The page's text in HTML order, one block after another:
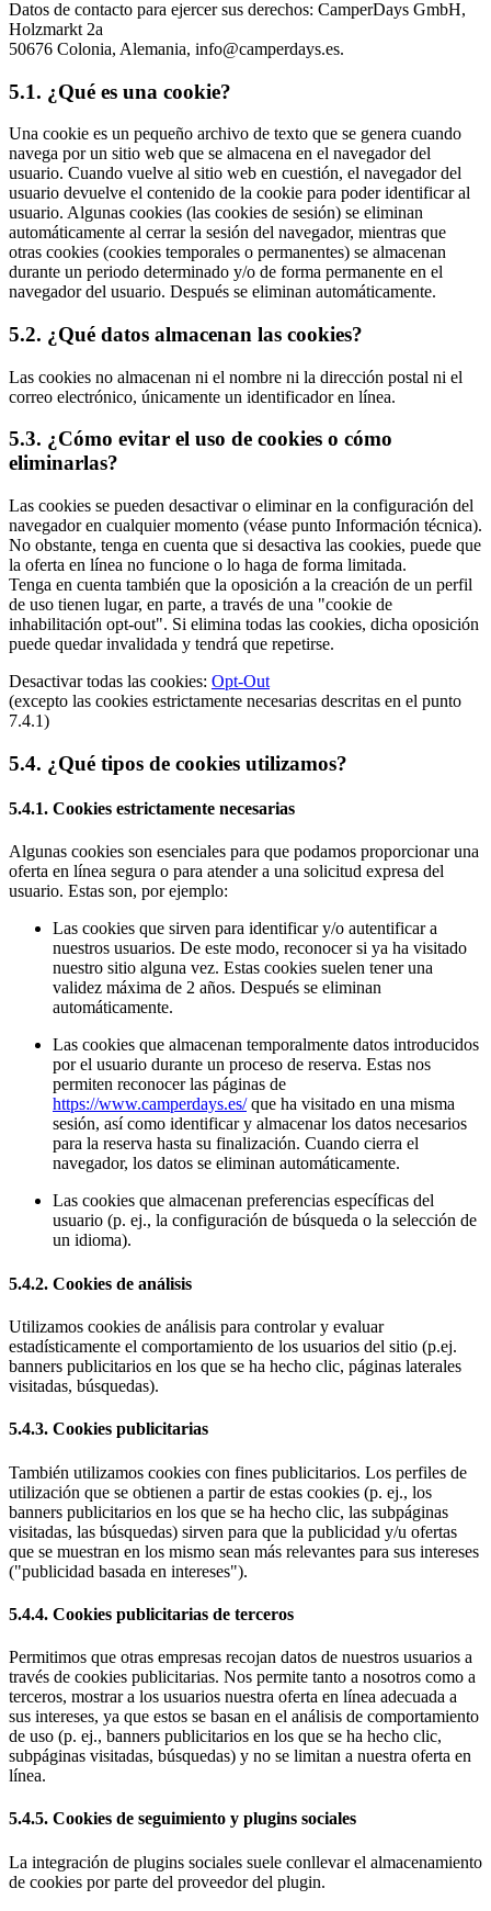
Datos de contacto para ejercer sus derechos: CamperDays GmbH,
Holzmarkt 2a
50676 Colonia, Alemania, info@camperdays.es.
5.1. ¿Qué es una cookie?
Una cookie es un pequeño archivo de texto que se genera cuando
navega por un sitio web que se almacena en el navegador del
usuario. Cuando vuelve al sitio web en cuestión, el navegador del
usuario devuelve el contenido de la cookie para poder identificar al
usuario. Algunas cookies (las cookies de sesión) se eliminan
automáticamente al cerrar la sesión del navegador, mientras que
otras cookies (cookies temporales o permanentes) se almacenan
durante un periodo determinado y/o de forma permanente en el
navegador del usuario. Después se eliminan automáticamente.
5.2. ¿Qué datos almacenan las cookies?
Las cookies no almacenan ni el nombre ni la dirección postal ni el
correo electrónico, únicamente un identificador en línea.
5.3. ¿Cómo evitar el uso de cookies o cómo
eliminarlas?
Las cookies se pueden desactivar o eliminar en la configuración del
navegador en cualquier momento (véase punto Información técnica).
No obstante, tenga en cuenta que si desactiva las cookies, puede que
la oferta en línea no funcione o lo haga de forma limitada.
Tenga en cuenta también que la oposición a la creación de un perfil
de uso tienen lugar, en parte, a través de una "cookie de
inhabilitación opt-out". Si elimina todas las cookies, dicha oposición
puede quedar invalidada y tendrá que repetirse.
Desactivar todas las cookies: Opt-Out
(excepto las cookies estrictamente necesarias descritas en el punto
7.4.1)
5.4. ¿Qué tipos de cookies utilizamos?
5.4.1. Cookies estrictamente necesarias
Algunas cookies son esenciales para que podamos proporcionar una
oferta en línea segura o para atender a una solicitud expresa del
usuario. Estas son, por ejemplo:
Las cookies que sirven para identificar y/o autentificar a
nuestros usuarios. De este modo, reconocer si ya ha visitado
nuestro sitio alguna vez. Estas cookies suelen tener una
validez máxima de 2 años. Después se eliminan
automáticamente.
Las cookies que almacenan temporalmente datos introducidos
por el usuario durante un proceso de reserva. Estas nos
permiten reconocer las páginas de
https://www.camperdays.es/que ha visitado en una misma
sesión, así como identificar y almacenar los datos necesarios
para la reserva hasta su finalización. Cuando cierra el
navegador, los datos se eliminan automáticamente.
Las cookies que almacenan preferencias específicas del
usuario (p. ej., la configuración de búsqueda o la selección de
un idioma).
5.4.2. Cookies de análisis
Utilizamos cookies de análisis para controlar y evaluar
estadísticamente el comportamiento de los usuarios del sitio (p.ej.
banners publicitarios en los que se ha hecho clic, páginas laterales
visitadas, búsquedas).
5.4.3. Cookies publicitarias
También utilizamos cookies con fines publicitarios. Los perfiles de
utilización que se obtienen a partir de estas cookies (p. ej., los
banners publicitarios en los que se ha hecho clic, las subpáginas
visitadas, las búsquedas) sirven para que la publicidad y/u ofertas
que se muestran en los mismo sean más relevantes para sus intereses
("publicidad basada en intereses").
5.4.4. Cookies publicitarias de terceros
Permitimos que otras empresas recojan datos de nuestros usuarios a
través de cookies publicitarias. Nos permite tanto a nosotros como a
terceros, mostrar a los usuarios nuestra oferta en línea adecuada a
sus intereses, ya que estos se basan en el análisis de comportamiento
de uso (p. ej., banners publicitarios en los que se ha hecho clic,
subpáginas visitadas, búsquedas) y no se limitan a nuestra oferta en
línea.
5.4.5. Cookies de seguimiento y plugins sociales
La integración de plugins sociales suele conllevar el almacenamiento
de cookies por parte del proveedor del plugin.